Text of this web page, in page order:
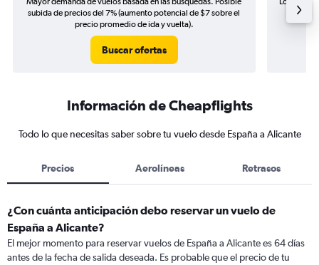
subida de precios del 7% (aumento potencial de $7 sobre el
precio promedio de ida y vuelta).
Buscar ofertas
de
Información de Cheapflights
Todo lo que necesitas saber sobre tu vuelo desde España a Alicante
Precios Aerolíneas Retrasos
¿Con cuánta anticipación debo reservar un vuelo de
España a Alicante?
El mejor momento para reservar vuelos de España a Alicante es 64 días
antes de la fecha de salida deseada. Es probable que el precio de tu